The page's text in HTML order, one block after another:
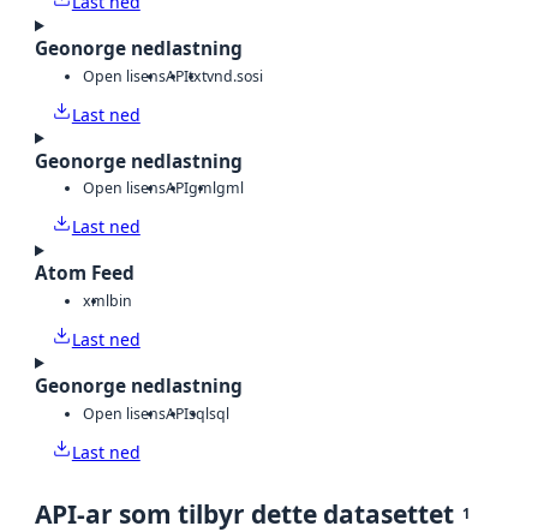
Geonorge nedlastning
Open lisensAPItxtvnd.sosi
Last ned
Geonorge nedlastning
Open lisensAPIgmlgml
Last ned
Atom Feed
xmlbin
Last ned
Geonorge nedlastning
Open lisensAPIsqlsql
Last ned
API-ar som tilbyr dette datasettet 1